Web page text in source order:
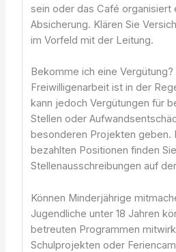
sein oder das Café organisiert
Absicherung. Klären Sie
im Vorfeld mit der Leitung.
Bekomme ich eine Vergütung?
Freiwilligenarbeit ist in der
kann jedoch Vergütungen für
Stellen oder
besonderen Projekten geben.
bezahlten Positionen finden
Stellenausschreibungen auf
Können Minderjährige
Jugendliche unter 18 Jahren
betreuten Programmen
Schulprojekten oder